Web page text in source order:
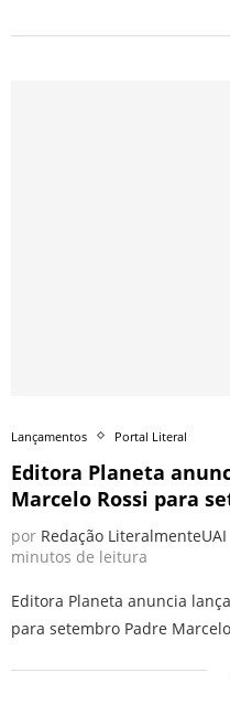
Lançamentos Portal Literal
Editora Planeta
Marcelo Rossi para
por Redação LiteralmenteUAI
minutos de leitura
Editora Planeta anuncia
para setembro Padre